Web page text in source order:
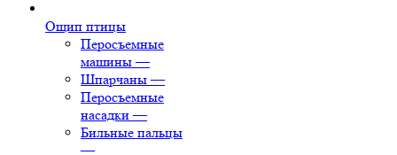
Ощип птицы
Перосъемные
машины —
Шпарчаны —
Перосъемные
насадки —
Бильные пальцы
—